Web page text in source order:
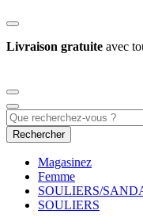
Livraison gratuite avec
Rechercher
Magasinez
Femme
SOULIERS/
SOULIERS